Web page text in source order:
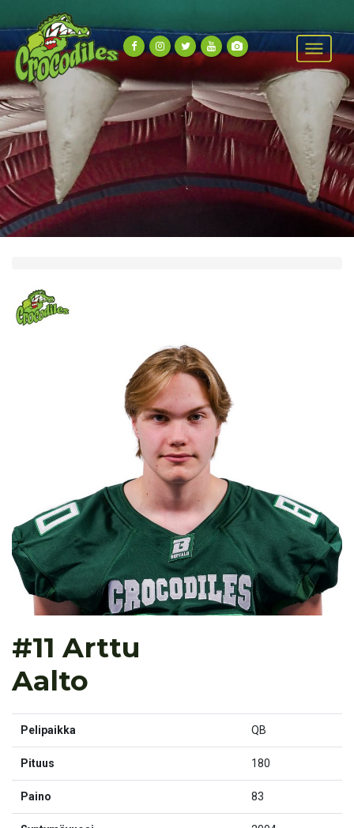
#11 Arttu
Aalto
Pelipaikka QB
Pituus 180
Paino 83